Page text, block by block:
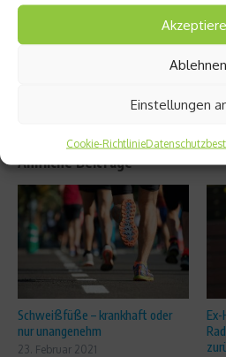
Ablehnen
Einstellungen
Cookie-Richtlinie
Ähnliche Beiträge
Schweißfüße – krankhaft oder
nur unangenehm
23. Februar 2021